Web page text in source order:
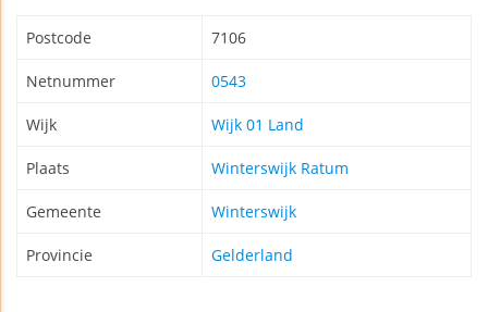
Postcode 7106
Netnummer 0543
Wijk Wijk 01 Land
Plaats Winterswijk Ratum
Gemeente Winterswijk
Provincie Gelderland